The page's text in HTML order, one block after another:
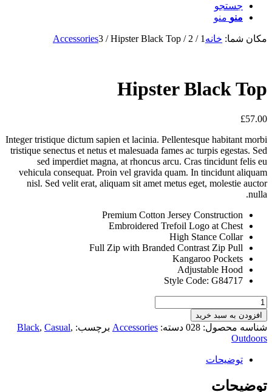
جستجو
منو منو
مکان شما: خانه 1
/
2
/
Accessories3 / Hipster Black Top
Hipster Black Top
£57.00
Integer tristique dictum sapien et lacinia. Pellentesque habitant morbi
tristique senectus et netus et malesuada fames ac turpis egestas. Sed
sed imperdiet magna, at rhoncus arcu. Cras tincidunt felis eu
vehicula consequat. Proin vel gravida quam. In tincidunt aliquam
nisl. Sed velit erat, aliquam sit amet metus eget, molestie auctor
nulla.
Premium Cotton Jersey Construction
Embroidered Trefoil Logo at Chest
High Stance Collar
Full Zip with Branded Contrast Zip Pull
Kangaroo Pockets
Adjustable Hood
Style Code: G84717
Hipster
Black
Top
عدد
افزودن به سبد خرید
شناسه محصول: 028 دسته: Accessories برچسب: Black, Casual,
Outdoors
توضیحات
توضیحات